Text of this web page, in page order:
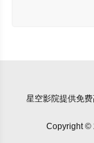
星空影院提供免
Copyright ©